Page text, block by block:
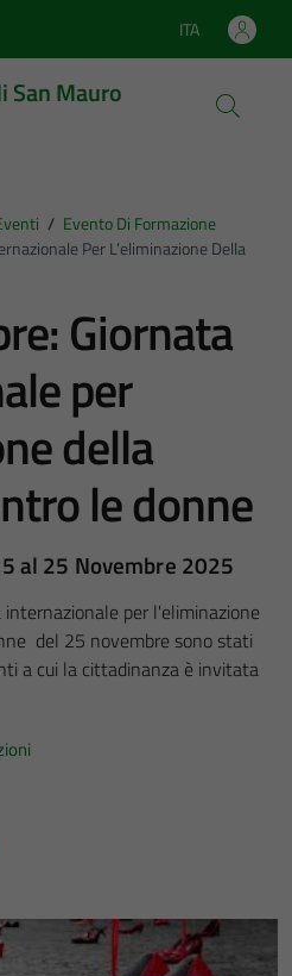
Lingua attiva:
ITA
San Mauro
/ Evento Di Formazione
Per L’eliminazione Della
Giornata
per
della
le donne
al 25 Novembre 2025
per l'eliminazione
del 25 novembre sono stati
a cui la cittadinanza è invitata